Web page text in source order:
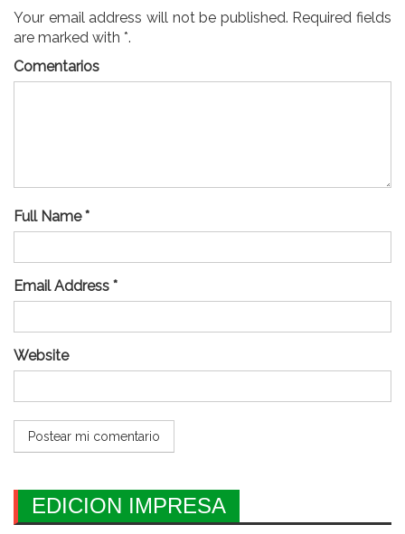
Your email address will not be published. Required fields
are marked with *.
Comentarios
Full Name *
Email Address *
Website
EDICION IMPRESA